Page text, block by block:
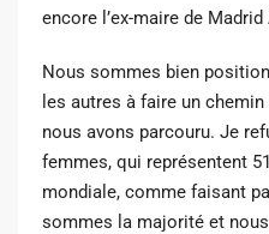
encore l’ex-maire de
Nous sommes bien
les autres à faire un
nous avons parcouru. Je
femmes, qui représentent
mondiale, comme faisant
sommes la majorité et